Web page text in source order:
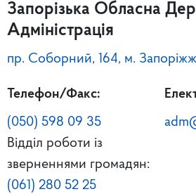
Запорізька Обласна
Адміністрація
пр. Соборний, 164, м.
Телефон/Факс:
(050) 598 09 35
Відділ роботи із
зверненнями громадян:
(061) 280 52 25